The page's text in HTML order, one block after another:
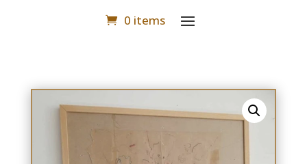
0 items